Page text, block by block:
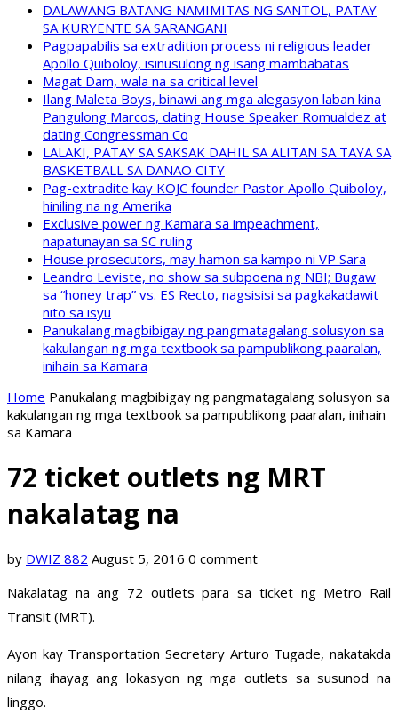
DALAWANG BATANG NAMIMITAS NG SANTOL, PATAY
SA KURYENTE SA SARANGANI
Pagpapabilis sa extradition process ni religious leader
Apollo Quiboloy, isinusulong ng isang mambabatas
Magat Dam, wala na sa critical level
Ilang Maleta Boys, binawi ang mga alegasyon laban kina
Pangulong Marcos, dating House Speaker Romualdez at
dating Congressman Co
LALAKI, PATAY SA SAKSAK DAHIL SA ALITAN SA TAYA SA
BASKETBALL SA DANAO CITY
Pag-extradite kay KOJC founder Pastor Apollo Quiboloy,
hiniling na ng Amerika
Exclusive power ng Kamara sa impeachment,
napatunayan sa SC ruling
House prosecutors, may hamon sa kampo ni VP Sara
Leandro Leviste, no show sa subpoena ng NBI; Bugaw
sa “honey trap” vs. ES Recto, nagsisisi sa pagkakadawit
nito sa isyu
Panukalang magbibigay ng pangmatagalang solusyon sa
kakulangan ng mga textbook sa pampublikong paaralan,
inihain sa Kamara
Home Panukalang magbibigay ng pangmatagalang solusyon sa
kakulangan ng mga textbook sa pampublikong paaralan, inihain
sa Kamara
72 ticket outlets ng MRT
nakalatag na
by DWIZ 882 August 5, 2016 0 comment
Nakalatag na ang 72 outlets para sa ticket ng Metro Rail
Transit (MRT).
Ayon kay Transportation Secretary Arturo Tugade, nakatakda
nilang ihayag ang lokasyon ng mga outlets sa susunod na
linggo.